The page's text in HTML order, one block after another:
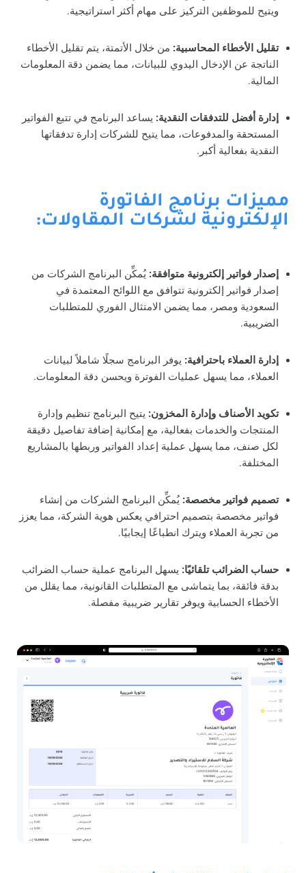
ويتيح للموظفين التركيز على مهام أكثر استراتيجية.
تقليل الأخطاء المحاسبية: من خلال الأتمتة، يتم تقليل الأخطاء
الناتجة عن الإدخال اليدوي للبيانات، مما يضمن دقة المعلومات
المالية.
إدارة أفضل للتدفقات النقدية: يساعد البرنامج في تتبع الفواتير
المستحقة والمدفوعات، مما يتيح للشركات إدارة تدفقاتها
النقدية بفعالية أكبر.
مميزات برنامج الفاتورة
الإلكترونية لشركات المقاولات:
إصدار فواتير إلكترونية متوافقة: يُمكِّن البرنامج الشركات من
إصدار فواتير إلكترونية تتوافق مع اللوائح المعتمدة في
السعودية ومصر، مما يضمن الامتثال الفوري للمتطلبات
الضريبية.
إدارة العملاء باحترافية: يوفر البرنامج سجلًا شاملاً لبيانات
العملاء، مما يسهل عمليات الفوترة ويحسن دقة المعلومات.
تكويد الأصناف وإدارة المخزون: يتيح البرنامج تنظيم وإدارة
المنتجات والخدمات بفعالية، مع إمكانية إضافة تفاصيل دقيقة
لكل صنف، مما يسهل عملية إعداد الفواتير وربطها بالمشاريع
المختلفة.
تصميم فواتير مخصصة: يُمكِّن البرنامج الشركات من إنشاء
فواتير مخصصة بتصميم احترافي يعكس هوية الشركة، مما يعزز
من تجربة العملاء ويترك انطباعًا إيجابيًا.
حساب الضرائب تلقائيًا: يسهل البرنامج عملية حساب الضرائب
بدقة فائقة، بما يتماشى مع المتطلبات القانونية، مما يقلل من
الأخطاء الحسابية ويوفر تقارير ضريبية مفصلة.